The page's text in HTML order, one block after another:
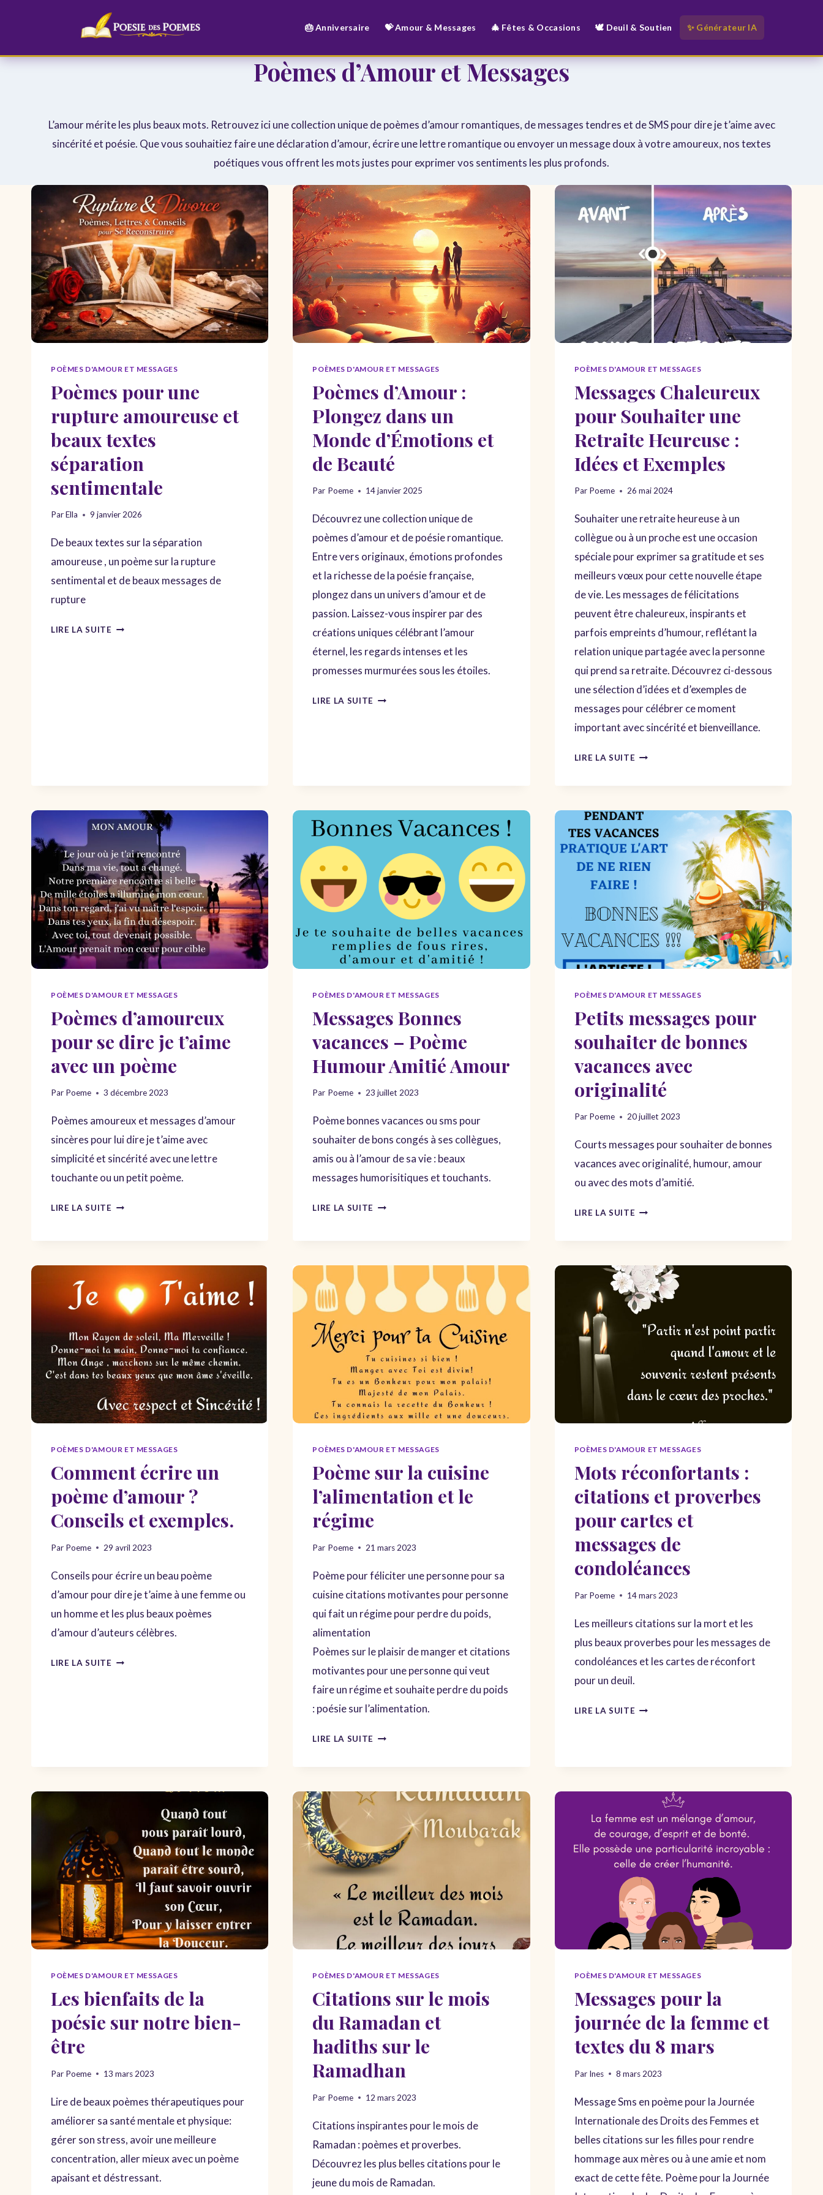
🎂 Anniversaire 💝 Amour & Messages 🎄 Fêtes & Occasions 🕊️ Deuil & Soutien ✨ Générateur IA
Poèmes d’Amour et Messages
L’amour mérite les plus beaux mots. Retrouvez ici une collection unique de poèmes d’amour romantiques, de messages tendres et de SMS pour dire je t’aime avec
sincérité et poésie. Que vous souhaitiez faire une déclaration d’amour, écrire une lettre romantique ou envoyer un message doux à votre amoureux, nos textes
poétiques vous offrent les mots justes pour exprimer vos sentiments les plus profonds.
POÈMES D'AMOUR ET MESSAGES
Poèmes pour une
rupture amoureuse et
beaux textes
séparation
sentimentale
ParElla 9 janvier 2026
De beaux textes sur la séparation
amoureuse , un poème sur la rupture
sentimental et de beaux messages de
rupture
LIRE LA SUITE POÈMES
POÈMES D'AMOUR ET MESSAGES
Poèmes d’Amour :
Plongez dans un
Monde d’Émotions et
de Beauté
Par Poeme 14 janvier 2025
Découvrez une collection unique de
poèmes d’amour et de poésie romantique.
Entre vers originaux, émotions profondes
et la richesse de la poésie française,
plongez dans un univers d’amour et de
passion. Laissez-vous inspirer par des
créations uniques célébrant l’amour
éternel, les regards intenses et les
promesses murmurées sous les étoiles.
LIRE LA SUITE POÈMES
DE
POÈMES D'AMOUR ET MESSAGES
Messages Chaleureux
pour Souhaiter une
Retraite Heureuse :
Idées et Exemples
Par Poeme 26 mai 2024
Souhaiter une retraite heureuse à un
collègue ou à un proche est une occasion
spéciale pour exprimer sa gratitude et ses
meilleurs vœux pour cette nouvelle étape
de vie. Les messages de félicitations
peuvent être chaleureux, inspirants et
parfois empreints d’humour, reflétant la
relation unique partagée avec la personne
qui prend sa retraite. Découvrez ci-dessous
une sélection d’idées et d’exemples de
messages pour célébrer ce moment
important avec sincérité et bienveillance.
LIRE LA SUITE MESSAGES
UNE
RETRAITE
HEUREUSE
:
ET
EXEMPLES
POÈMES D'AMOUR ET MESSAGES
Poèmes d’amoureux
pour se dire je t’aime
avec un poème
Par Poeme 3 décembre 2023
Poèmes amoureux et messages d’amour
sincères pour lui dire je t’aime avec
simplicité et sincérité avec une lettre
touchante ou un petit poème.
LIRE LA SUITE POÈMES
DIRE
T’AIME
AVEC
UN
POÈME
POÈMES D'AMOUR ET MESSAGES
Messages Bonnes
vacances – Poème
Humour Amitié Amour
Par Poeme 23 juillet 2023
Poème bonnes vacances ou sms pour
souhaiter de bons congés à ses collègues,
amis ou à l’amour de sa vie : beaux
messages humorisitiques et touchants.
LIRE LA SUITE MESSAGES
POÈME
HUMOUR
AMITIÉ
AMOUR
POÈMES D'AMOUR ET MESSAGES
Petits messages pour
souhaiter de bonnes
vacances avec
originalité
Par Poeme 20 juillet 2023
Courts messages pour souhaiter de bonnes
vacances avec originalité, humour, amour
ou avec des mots d’amitié.
LIRE LA SUITE PETITS
DE
BONNES
VACANCES
AVEC
ORIGINALITÉ
POÈMES D'AMOUR ET MESSAGES
Comment écrire un
poème d’amour ?
Conseils et exemples.
Par Poeme 29 avril 2023
Conseils pour écrire un beau poème
d’amour pour dire je t’aime à une femme ou
un homme et les plus beaux poèmes
d’amour d’auteurs célèbres.
LIRE LA SUITE COMMENT
POÈMES D'AMOUR ET MESSAGES
Poème sur la cuisine
l’alimentation et le
régime
Par Poeme 21 mars 2023
Poème pour féliciter une personne pour sa
cuisine citations motivantes pour personne
qui fait un régime pour perdre du poids,
alimentation
Poèmes sur le plaisir de manger et citations
motivantes pour une personne qui veut
faire un régime et souhaite perdre du poids
: poésie sur l’alimentation.
LIRE LA SUITE POÈME
L’ALIMENTATION
RÉGIME
POÈMES D'AMOUR ET MESSAGES
Mots réconfortants :
citations et proverbes
pour cartes et
messages de
condoléances
Par Poeme 14 mars 2023
Les meilleurs citations sur la mort et les
plus beaux proverbes pour les messages de
condoléances et les cartes de réconfort
pour un deuil.
LIRE LA SUITE MOTS
CARTES
MESSAGES
DE
CONDOLÉANCES
POÈMES D'AMOUR ET MESSAGES
Les bienfaits de la
poésie sur notre bien-
être
Par Poeme 13 mars 2023
Lire de beaux poèmes thérapeutiques pour
améliorer sa santé mentale et physique:
gérer son stress, avoir une meilleure
concentration, aller mieux avec un poème
apaisant et déstressant.
POÈMES D'AMOUR ET MESSAGES
Citations sur le mois
du Ramadan et
hadiths sur le
Ramadhan
Par Poeme 12 mars 2023
Citations inspirantes pour le mois de
Ramadan : poèmes et proverbes.
Découvrez les plus belles citations pour le
jeune du mois de Ramadan.
POÈMES D'AMOUR ET MESSAGES
Messages pour la
journée de la femme et
textes du 8 mars
Par Ines 8 mars 2023
Message Sms en poème pour la Journée
Internationale des Droits des Femmes et
belles citations sur les filles pour rendre
hommage aux mères ou à une amie et nom
exact de cette fête. Poème pour la Journée